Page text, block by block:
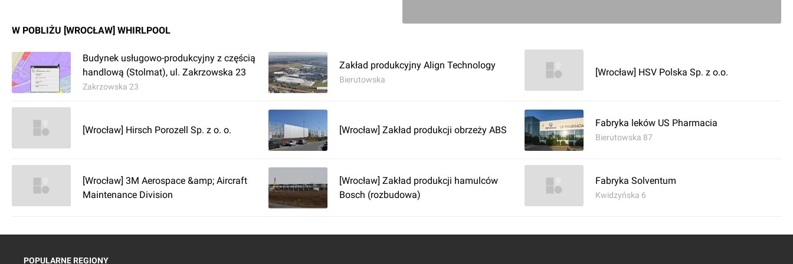
Gregs zmień nazwę wštku na Whirlpool bo Polaru nie ma już we Wrocławiu od
0
Zaloguj aby dodać komentarz
W POBLIŻU [WROCŁAW] WHIRLPOOL
Budynek usługowo-produkcyjny z częścią
handlową (Stolmat), ul. Zakrzowska 23
Zakrzowska 23
Zakład produkcyjny Align Technology
Bierutowska
[Wrocław] HSV Polska Sp. z o.o.
[Wrocław] Hirsch Porozell Sp. z o. o. [Wrocław] Zakład produkcji obrzeży ABS
Fabryka leków US Pharmacia
Bierutowska 87
[Wrocław] 3M Aerospace &amp; Aircraft
Maintenance Division
[Wrocław] Zakład produkcji hamulców
Bosch (rozbudowa)
Fabryka Solventum
Kwidzyńska 6
POPULARNE REGIONY